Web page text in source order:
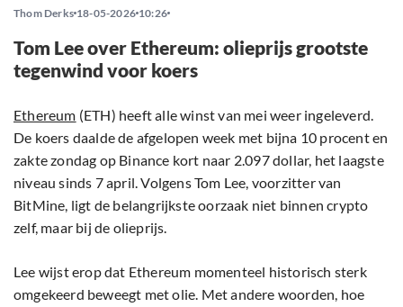
Thom Derks 18-05-2026 10:26
Tom Lee over Ethereum: olieprijs grootste
tegenwind voor koers
Ethereum (ETH) heeft alle winst van mei weer ingeleverd.
De koers daalde de afgelopen week met bijna 10 procent en
zakte zondag op Binance kort naar 2.097 dollar, het laagste
niveau sinds 7 april. Volgens Tom Lee, voorzitter van
BitMine, ligt de belangrijkste oorzaak niet binnen crypto
zelf, maar bij de olieprijs.
Lee wijst erop dat Ethereum momenteel historisch sterk
omgekeerd beweegt met olie. Met andere woorden, hoe